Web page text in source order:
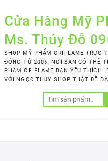
to
content
Cửa Hàng Mỹ
Ms. Thúy Đỗ
SHOP MỸ PHẨM ORIFLAME TRỰC
ĐỘNG TỪ 2006. NƠI BẠN CÓ THỂ
PHẨM ORIFLAME BẠN YÊU THÍCH.
VỚI NGỌC THÚY SHOP THẬT DỄ